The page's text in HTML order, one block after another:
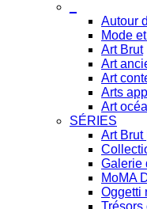
Autour
Mode
Art Brut
Art
Art
Arts
Art
SÉRIES
Art Brut
Galerie
MoMA
Oggetti
Trésors